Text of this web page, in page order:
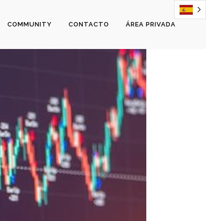
COMMUNITY CONTACTO ÁREA PRIVADA